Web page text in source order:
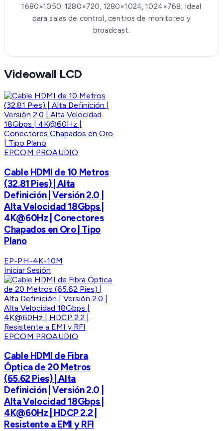
1680×1050, 1280×720, 1280×1024, 1024×768. Ideal
para salas de control, centros de monitoreo y
broadcast.
Videowall LCD
EPCOM PROAUDIO
Cable HDMI de 10 Metros
(32.81 Pies) | Alta
Definición | Versión 2.0 |
Alta Velocidad 18Gbps |
4K@60Hz | Conectores
Chapados en Oro | Tipo
Plano
EP-PH-4K-10M
Iniciar Sesión
EPCOM PROAUDIO
Cable HDMI de Fibra
Óptica de 20 Metros
(65.62 Pies) | Alta
Definición | Versión 2.0 |
Alta Velocidad 18Gbps |
4K@60Hz | HDCP 2.2 |
Resistente a EMI y RFI